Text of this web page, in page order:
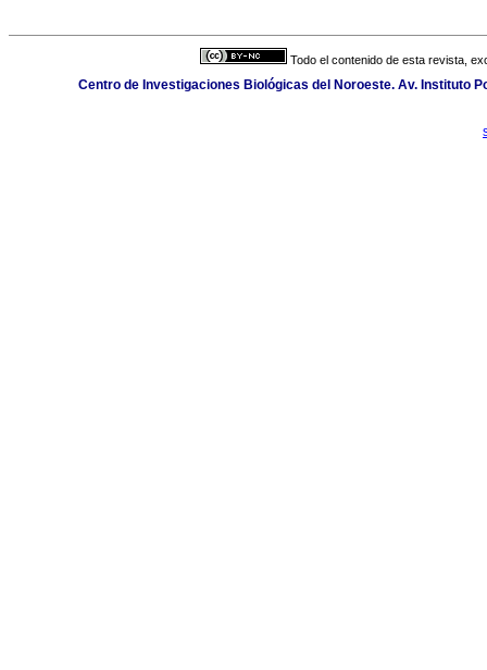
Todo el contenido de esta revista,
Centro de Investigaciones Biológicas del Noroeste. Av. Instituto